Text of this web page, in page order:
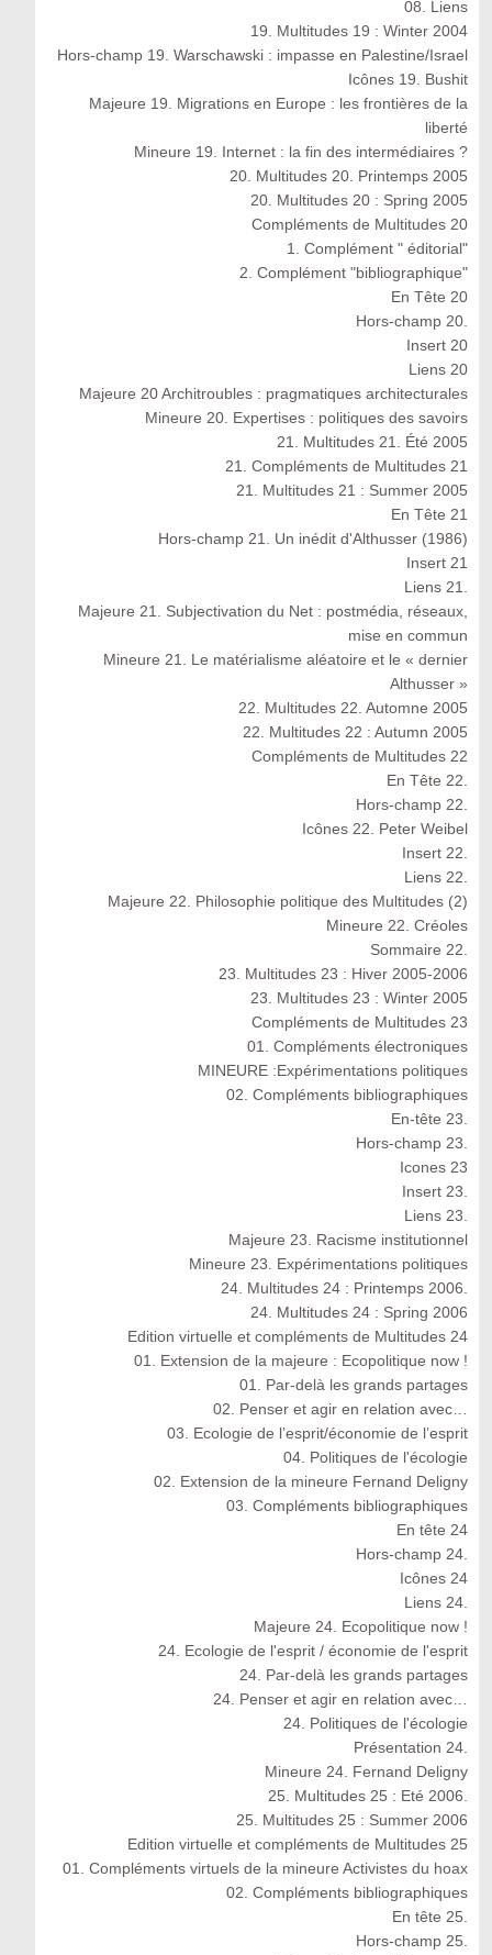
08. Liens
19. Multitudes 19 : Winter 2004
Hors-champ 19. Warschawski : impasse en Palestine/Israel
Icônes 19. Bushit
Majeure 19. Migrations en Europe : les frontières de la
liberté
Mineure 19. Internet : la fin des intermédiaires ?
20. Multitudes 20. Printemps 2005
20. Multitudes 20 : Spring 2005
Compléments de Multitudes 20
1. Complément " éditorial"
2. Complément "bibliographique"
En Tête 20
Hors-champ 20.
Insert 20
Liens 20
Majeure 20 Architroubles : pragmatiques architecturales
Mineure 20. Expertises : politiques des savoirs
21. Multitudes 21. Été 2005
21. Compléments de Multitudes 21
21. Multitudes 21 : Summer 2005
En Tête 21
Hors-champ 21. Un inédit d'Althusser (1986)
Insert 21
Liens 21.
Majeure 21. Subjectivation du Net : postmédia, réseaux,
mise en commun
Mineure 21. Le matérialisme aléatoire et le « dernier
Althusser »
22. Multitudes 22. Automne 2005
22. Multitudes 22 : Autumn 2005
Compléments de Multitudes 22
En Tête 22.
Hors-champ 22.
Icônes 22. Peter Weibel
Insert 22.
Liens 22.
Majeure 22. Philosophie politique des Multitudes (2)
Mineure 22. Créoles
Sommaire 22.
23. Multitudes 23 : Hiver 2005-2006
23. Multitudes 23 : Winter 2005
Compléments de Multitudes 23
01. Compléments électroniques
MINEURE :Expérimentations politiques
02. Compléments bibliographiques
En-tête 23.
Hors-champ 23.
Icones 23
Insert 23.
Liens 23.
Majeure 23. Racisme institutionnel
Mineure 23. Expérimentations politiques
24. Multitudes 24 : Printemps 2006.
24. Multitudes 24 : Spring 2006
Edition virtuelle et compléments de Multitudes 24
01. Extension de la majeure : Ecopolitique now !
01. Par-delà les grands partages
02. Penser et agir en relation avec…
03. Ecologie de l’esprit/économie de l’esprit
04. Politiques de l'écologie
02. Extension de la mineure Fernand Deligny
03. Compléments bibliographiques
En tête 24
Hors-champ 24.
Icônes 24
Liens 24.
Majeure 24. Ecopolitique now !
24. Ecologie de l'esprit / économie de l'esprit
24. Par-delà les grands partages
24. Penser et agir en relation avec…
24. Politiques de l'écologie
Présentation 24.
Mineure 24. Fernand Deligny
25. Multitudes 25 : Eté 2006.
25. Multitudes 25 : Summer 2006
Edition virtuelle et compléments de Multitudes 25
01. Compléments virtuels de la mineure Activistes du hoax
02. Compléments bibliographiques
En tête 25.
Hors-champ 25.